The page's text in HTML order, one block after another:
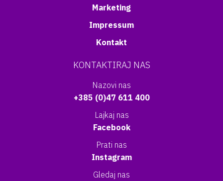
Marketing
Impressum
Kontakt
KONTAKTIRAJ NAS
Nazovi nas
+385 (0)47 611 400
Lajkaj nas
Facebook
Prati nas
Instagram
Gledaj nas